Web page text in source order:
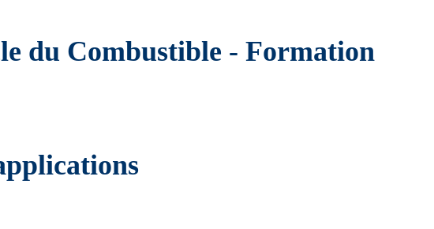
du Combustible - Formation